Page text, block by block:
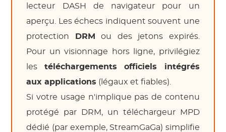
lecteur DASH de navigateur pour un
aperçu. Les échecs indiquent souvent une
protection
DRM
ou des jetons expirés.
Pour un visionnage hors ligne, privilégiez
les téléchargements officiels intégrés
aux applications (légaux et fiables).
Si votre usage n'implique pas de contenu
protégé par DRM, un téléchargeur MPD
dédié (par exemple, StreamGaGa) simplifie